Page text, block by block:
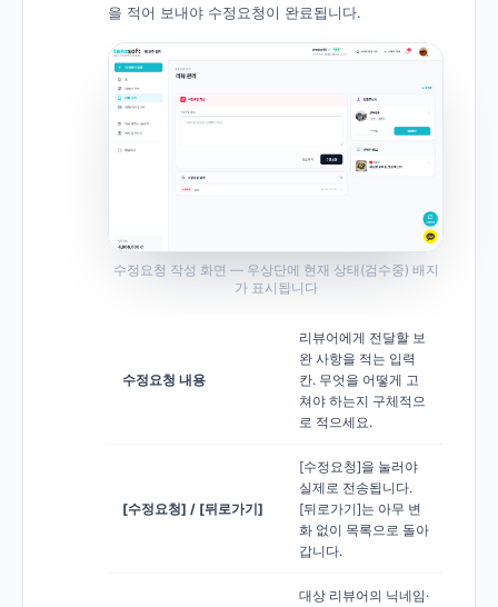
을 적어 보내야 수정요청이 완료됩니다.
수정요청 작성 화면 — 우상단에 현재 상태(검수중) 배지
가 표시됩니다
수정요청 내용
리뷰어에게 전달할 보
완 사항을 적는 입력
칸. 무엇을 어떻게 고
쳐야 하는지 구체적으
로 적으세요.
[수정요청] / [뒤로가기]
[수정요청]을 눌러야
실제로 전송됩니다.
[뒤로가기]는 아무 변
화 없이 목록으로 돌아
갑니다.
대상 리뷰어의 닉네임·